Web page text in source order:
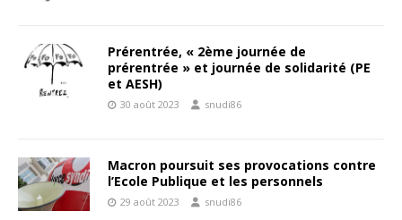
Prérentrée, « 2ème journée de
prérentrée » et journée de solidarité (PE
et AESH)
30 août 2023 snudi86
Macron poursuit ses provocations contre
l’Ecole Publique et les personnels
29 août 2023 snudi86